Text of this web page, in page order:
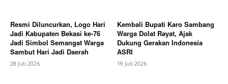
News Week
Magazine PRO
Resmi Diluncurkan, Logo Hari
Jadi Kabupaten Bekasi ke-76
Jadi Simbol Semangat Warga
Sambut Hari Jadi Daerah
28 Juli 2026
Kembali Bupati Karo Sambang
Warga Dolat Rayat, Ajak
Dukung Gerakan Indonesia
ASRI
19 Juli 2026